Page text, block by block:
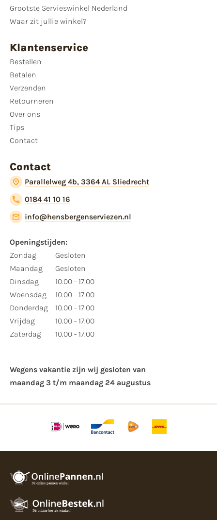
Grootste Servieswinkel Nederland
Waar zit jullie winkel?
Klantenservice
Bestellen
Betalen
Verzenden
Retourneren
Over ons
Tips
Contact
Contact
Parallelweg 4b, 3364 AL Sliedrecht
0184 41 10 16
info@hensbergenserviezen.nl
Openingstijden:
Zondag
Maandag
Dinsdag
Woensdag
Donderdag
Vrijdag
Zaterdag
Gesloten
Gesloten
10.00 - 17.00
10.00 - 17.00
10.00 - 17.00
10.00 - 17.00
10.00 - 17.00
Wegens vakantie zijn wij gesloten van ​
maandag 3 t/m maandag 24 augustus